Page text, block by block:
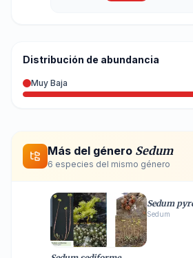
Distribución de abundancia
Muy Baja
Más del género Sedum
6 especies del mismo género
Sedum
Sedum